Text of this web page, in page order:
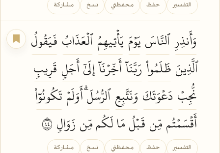
التفسير حفظ محفظتي نسخ مشاركة
وَأَنذِرِٱلنَّاسَ يَوۡمَ يَأۡتِيهِمُٱلۡعَذَابُ فَيَقُولُ
ٱلَّذِينَ ظَلَمُواْ رَبَّنَآأَخِّرۡنَآإِلَىٰٓأَجَلٖ قَرِيبٖ
نُّجِبۡ دَعۡوَتَكَ وَنَتَّبِعِ ٱلرُّسُلَۗأَوَلَمۡ تَكُونُوٓاْ
أَقۡسَمۡتُممِّن قَبۡلُمَا لَكُم مِّن زَوَالٖ
التفسير حفظ محفظتي نسخ مشاركة